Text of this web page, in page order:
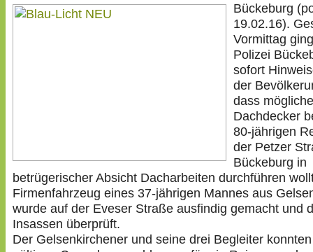
Bückeburg
19.02.16).
Vormittag
Polizei
sofort
der
dass
Dachdecker
80-jährigen
der Petzer
Bückeburg in
betrügerischer Absicht Dacharbeiten durchführen
Firmenfahrzeug eines 37-jährigen Mannes aus
wurde auf der Eveser Straße ausfindig gemacht und
Insassen überprüft.
Der Gelsenkirchener und seine drei Begleiter